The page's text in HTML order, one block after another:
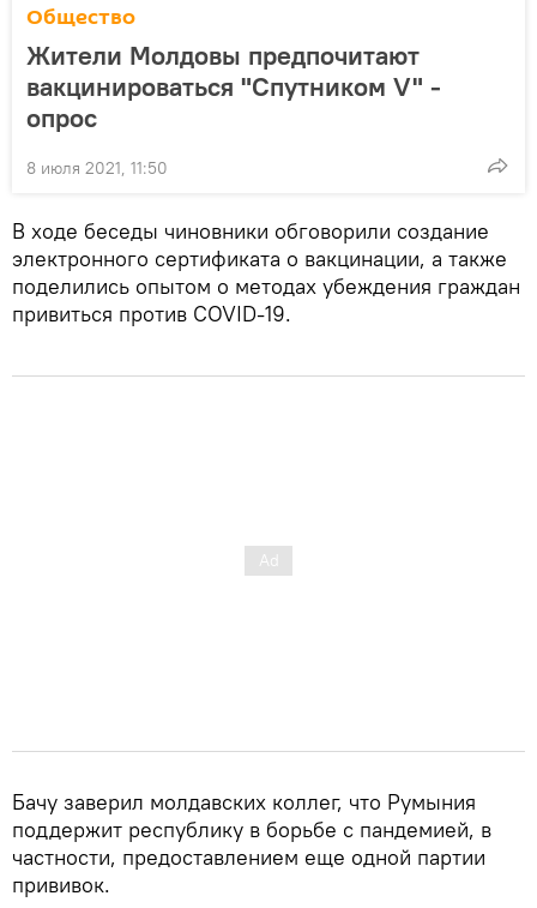
Общество
Жители Молдовы предпочитают
вакцинироваться "Спутником V" -
опрос
8 июля 2021, 11:50
В ходе беседы чиновники обговорили создание
электронного сертификата о вакцинации, а также
поделились опытом о методах убеждения граждан
привиться против COVID-19.
Бачу заверил молдавских коллег, что Румыния
поддержит республику в борьбе с пандемией, в
частности, предоставлением еще одной партии
прививок.